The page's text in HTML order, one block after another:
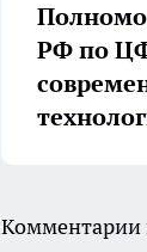
РФ по
Комментарии